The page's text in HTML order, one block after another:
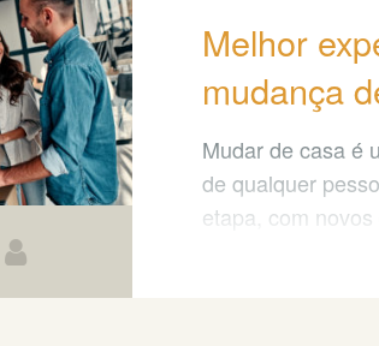
Melhor
mudança
Mudar de casa é
de qualquer
etapa, com